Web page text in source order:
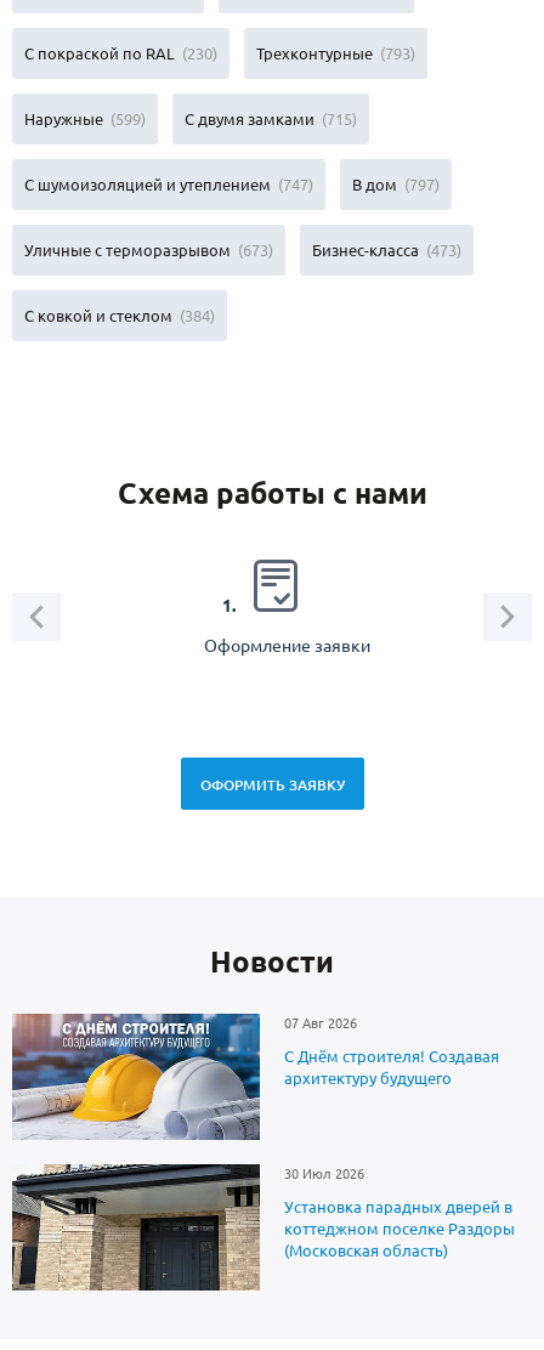
С покраской по RAL (230) Трехконтурные (793)
Наружные (599) С двумя замками (715)
С шумоизоляцией и утеплением (747) В дом (797)
Уличные с терморазрывом (673) Бизнес-класса (473)
С ковкой и стеклом (384)
Схема работы с нами
1.
Оформление заявки
ОФОРМИТЬ ЗАЯВКУ
Новоcти
07 Авг 2026
С Днём строителя! Создавая
архитектуру будущего
30 Июл 2026
Установка парадных дверей в
коттеджном поселке Раздоры
(Московская область)